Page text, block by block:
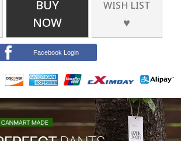
BUY
NOW
WISH LIST
♥
Facebook Login